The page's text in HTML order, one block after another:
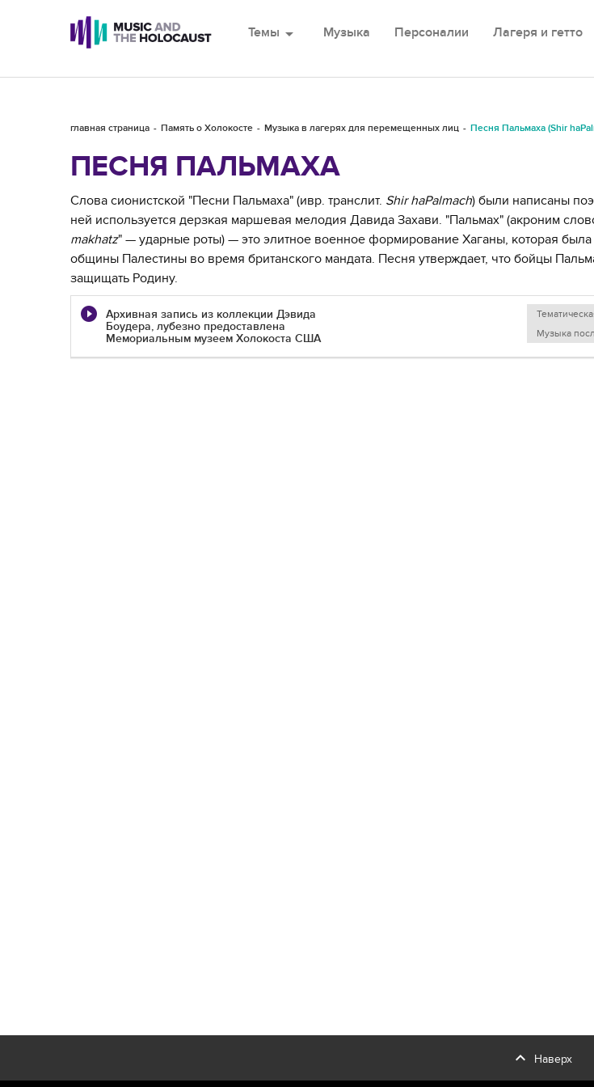
Темы arrow_drop_down Музыка Персоналии Лагеря и гетто
главная страница Память о Холокосте Музыка в лагерях для перемещенных лиц Песня Пальмаха (Shir
ПЕСНЯ ПАЛЬМАХА
Слова сионистской "Песни Пальмаха" (ивр. транслит. Shir haPalmach) были написаны
ней используется дерзкая маршевая мелодия Давида Захави. "Пальмах" (акроним
makhatz" — ударные роты) — это элитное военное формирование Хаганы, которая
общины Палестины во время британского мандата. Песня утверждает, что бойцы
защищать Родину.
Архивная запись из коллекции Дэвида
Боудера, лубезно предоставлена
Мемориальным музеем Холокоста США
Музыка
expand_less Наверх